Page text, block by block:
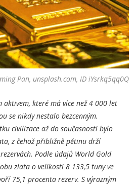
Pan, unsplash.com, ID iYsrkq5qq0Q
aktivem, které má více než 4 000 let
se nikdy nestalo bezcenným.
civilizace až do současnosti bylo
z čehož přibližně pětinu drží
Podle údajů World Gold
zlata o velikosti 8 133,5 tuny ve
75,1 procenta rezerv. S výrazným